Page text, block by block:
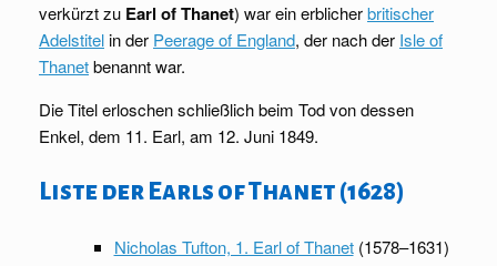
verkürzt zu Earl of Thanet) war ein erblicherbritischer
Adelstitelin der Peerage of England, der nach der Isle of
Thanetbenannt war.
Die Titel erloschen schließlich beim Tod von dessen
Enkel, dem 11. Earl, am 12. Juni 1849.
Liste der Earls of Thanet (1628)
Nicholas Tufton, 1. Earl of Thanet(1578–1631)